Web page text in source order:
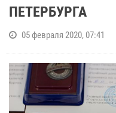
ПЕТЕРБУРГА
05 февраля 2020, 07:41